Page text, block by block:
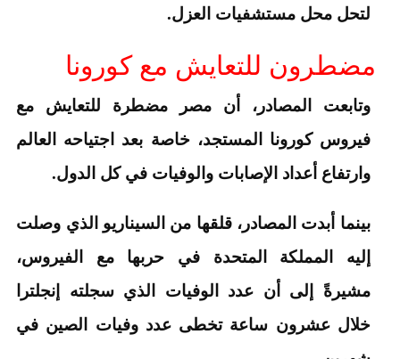
لتحل محل مستشفيات العزل.
مضطرون للتعايش مع كورونا
وتابعت المصادر، أن مصر مضطرة للتعايش مع
فيروس كورونا المستجد، خاصة بعد اجتياحه العالم
وارتفاع أعداد الإصابات والوفيات في كل الدول.
بينما أبدت المصادر، قلقها من السيناريو الذي وصلت
إليه المملكة المتحدة في حربها مع الفيروس،
مشيرةً إلى أن عدد الوفيات الذي سجلته إنجلترا
خلال عشرون ساعة تخطى عدد وفيات الصين في